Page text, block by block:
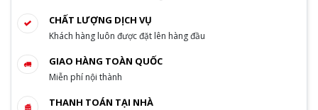
CHẤT LƯỢNG DỊCH VỤ
Khách hàng luôn được đặt lên hàng đầu
GIAO HÀNG TOÀN QUỐC
Miễn phí nội thành
THANH TOÁN TẠI NHÀ